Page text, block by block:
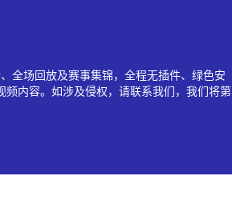
全场回放及赛事集锦，全程无插件、绿色安
内容。如涉及侵权，请联系我们，我们将第